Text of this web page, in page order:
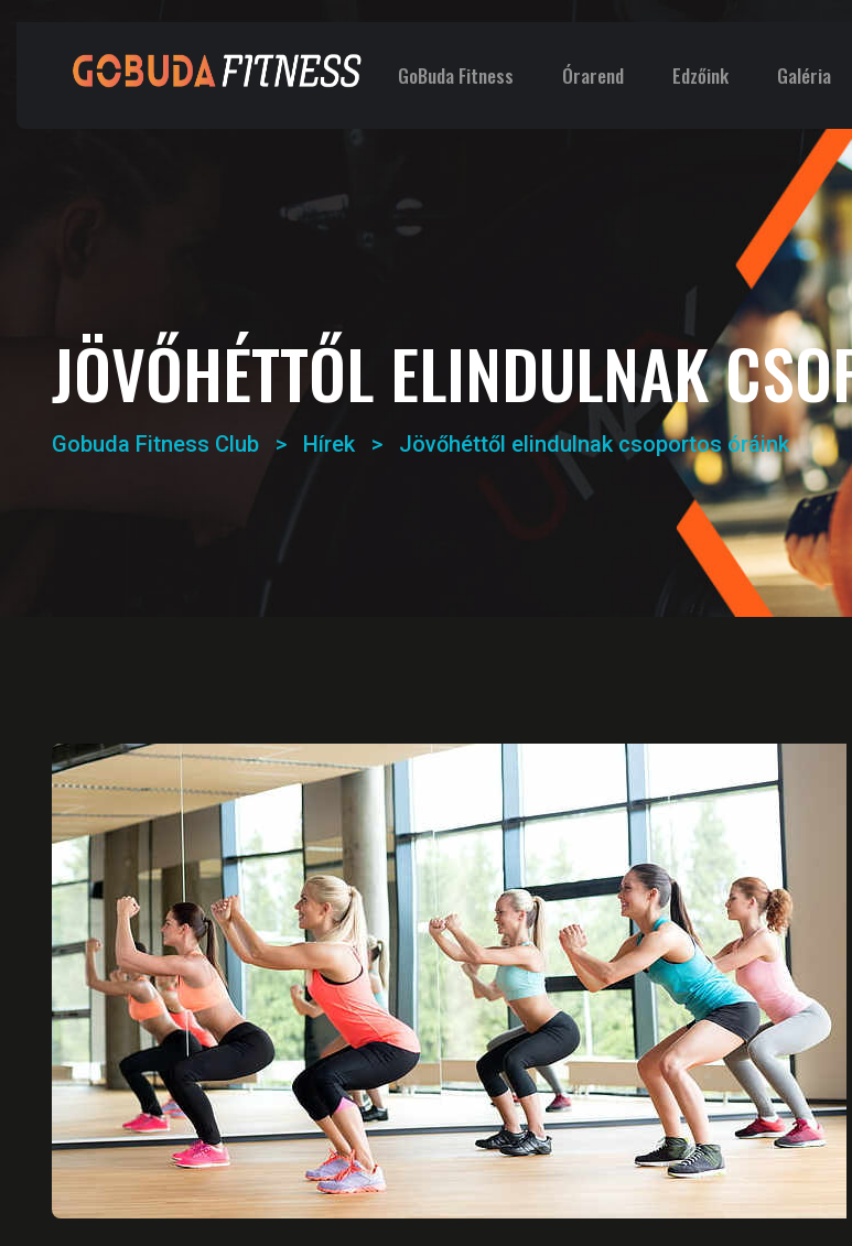
GoBuda Fitness Órarend Edzőink Galéria
JÖVŐHÉTTŐL ELINDULNAK
Gobuda Fitness Club > Hírek > Jövőhéttől elindulnak csoportos óráink